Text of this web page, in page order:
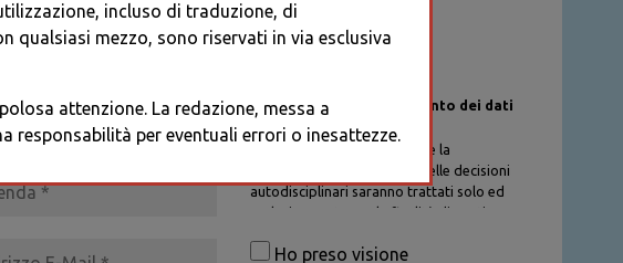
OBBLIGATORI
Informativa sul trattamento dei dati
personali
I dati personali di chi richiede la
registrazione al Database delle decisioni
autodisciplinari saranno trattati solo ed
esclusivamente per la finalità di gestione
procedure previste dal Codice di
Ho preso visione
incluso di traduzione, di
qualsiasi mezzo, sono riservati in via esclusiva
attenzione. La redazione, messa a
responsabilità per eventuali errori o inesattezze.